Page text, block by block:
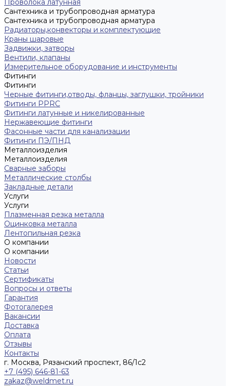
Проволока латунная
Сантехника и трубопроводная арматура
Сантехника и трубопроводная арматура
Радиаторы,конвекторы и комплектующие
Краны шаровые
Задвижки, затворы
Вентили, клапаны
Измерительное оборудование и инструменты
Фитинги
Фитинги
Черные фитинги,отводы, фланцы, заглушки, тройники
Фитинги PPRC
Фитинги латунные и никелированные
Нержавеющие фитинги
Фасонные части для канализации
Фитинги ПЭ/ПНД
Металлоизделия
Металлоизделия
Сварные заборы
Металлические столбы
Закладные детали
Услуги
Услуги
Плазменная резка металла
Оцинковка металла
Лентопильная резка
О компании
О компании
Новости
Статьи
Сертификаты
Вопросы и ответы
Гарантия
Фотогалерея
Вакансии
Доставка
Оплата
Отзывы
Контакты
г. Москва, Рязанский проспект, 86/1с2
+7 (495) 646-81-63
zakaz@weldmet.ru